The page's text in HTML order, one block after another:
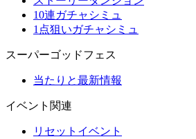
10連ガチャシミュ
1点狙いガチャシミュ
スーパーゴッドフェス
当たりと最新情報
イベント関連
リセットイベント